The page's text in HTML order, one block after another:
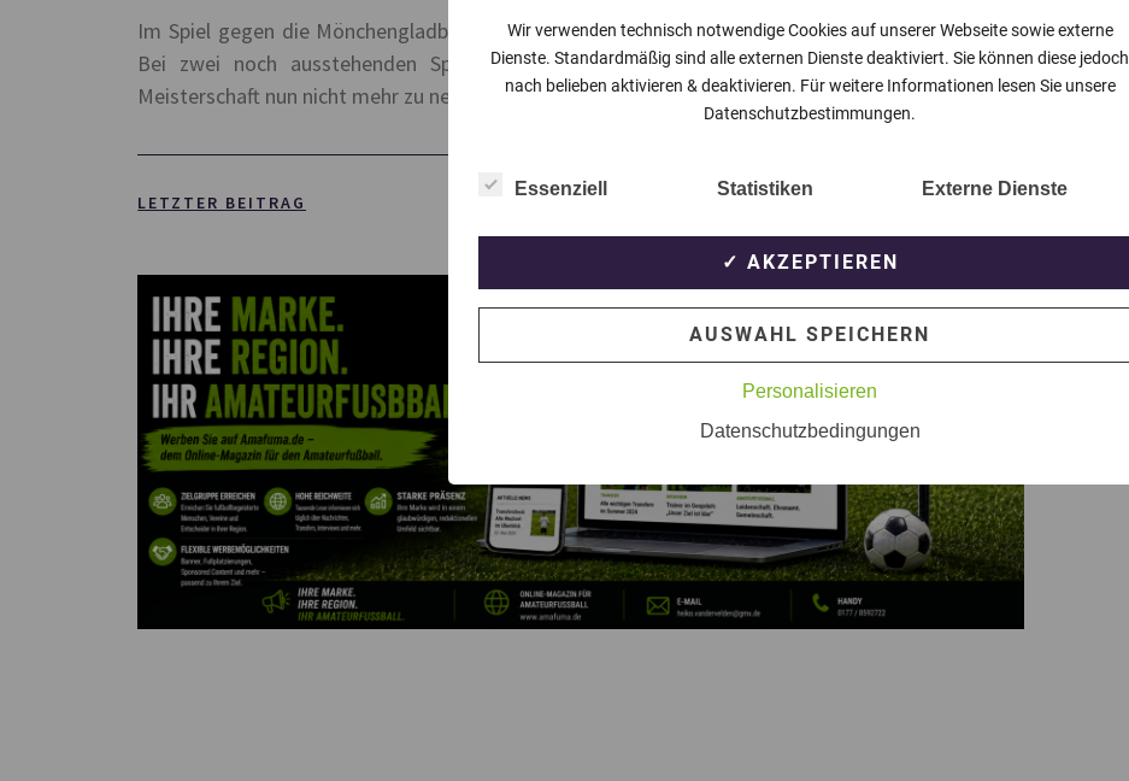
Im Spiel gegen die Mönchengladbacher trafen Kevin Dauser und Lukas van den Bergh zum Sieg.
Bei zwei noch ausstehenden Spielen und acht Punkten Vorsprung ist der Mannschaft die
Meisterschaft nun nicht mehr zu nehmen.
LETZTER BEITRAG NÄCHSTER BEITRAG
Wir verwenden technisch notwendige Cookies auf unserer Webseite sowie externe
Dienste. Standardmäßig sind alle externen Dienste deaktiviert. Sie können diese jedoch
nach belieben aktivieren & deaktivieren. Für weitere Informationen lesen Sie unsere
Datenschutzbestimmungen.
Essenziell Statistiken Externe Dienste
✓ AKZEPTIEREN
AUSWAHL SPEICHERN
Personalisieren
Datenschutzbedingungen